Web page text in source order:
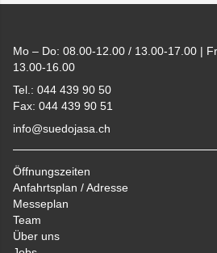
Mo – Do: 08.00-12.00 / 13.00-17.00 |
13.00-16.00
Tel.: 044 439 90 50
Fax: 044 439 90 51
info@suedojasa.ch
Öffnungszeiten
Anfahrtsplan / Adresse
Messeplan
Team
Über uns